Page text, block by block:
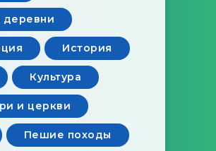
деревни
История
Культура
и церкви
Пешие походы